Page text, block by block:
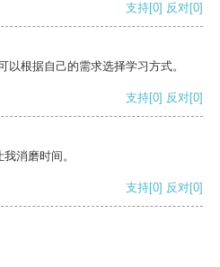
支持[0] 反对[0]
根据自己的需求选择学习方式。
支持[0] 反对[0]
消磨时间。
支持[0] 反对[0]